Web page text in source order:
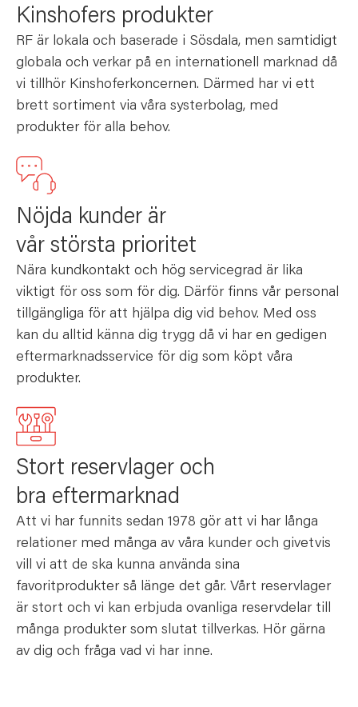
Kinshofers produkter
RF är lokala och baserade i Sösdala, men samtidigt
globala och verkar på en internationell marknad då
vi tillhör Kinshoferkoncernen. Därmed har vi ett
brett sortiment via våra systerbolag, med
produkter för alla behov.
Nöjda kunder är
vår största prioritet
Nära kundkontakt och hög servicegrad är lika
viktigt för oss som för dig. Därför finns vår personal
tillgängliga för att hjälpa dig vid behov. Med oss
kan du alltid känna dig trygg då vi har en gedigen
eftermarknadsservice för dig som köpt våra
produkter.
Stort reservlager och
bra eftermarknad
Att vi har funnits sedan 1978 gör att vi har långa
relationer med många av våra kunder och givetvis
vill vi att de ska kunna använda sina
favoritprodukter så länge det går. Vårt reservlager
är stort och vi kan erbjuda ovanliga reservdelar till
många produkter som slutat tillverkas. Hör gärna
av dig och fråga vad vi har inne.